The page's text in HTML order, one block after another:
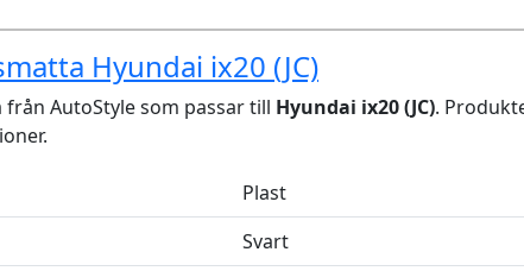
Hyundai ix20 (JC)
AutoStyle som passar till Hyundai ix20 (JC).
Plast
Svart